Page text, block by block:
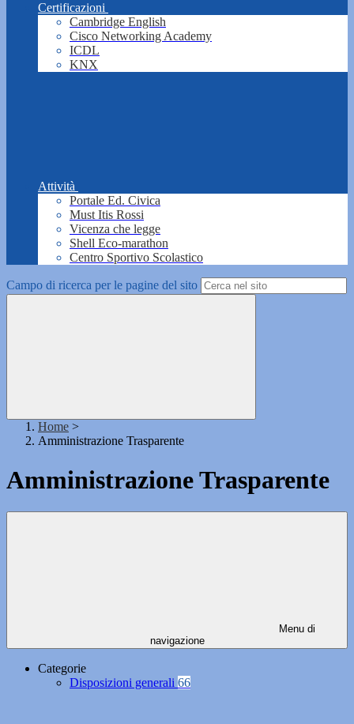
Certificazioni
Cambridge English
Cisco Networking Academy
ICDL
KNX
Attività
Portale Ed. Civica
Must Itis Rossi
Vicenza che legge
Shell Eco-marathon
Centro Sportivo Scolastico
Campo di ricerca per le pagine del sito
Home >
Amministrazione Trasparente
Amministrazione Trasparente
Menu di
navigazione
Categorie
Disposizioni generali 66